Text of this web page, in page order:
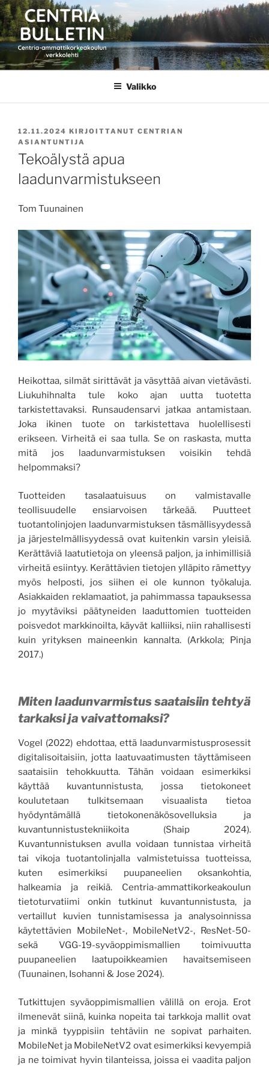
Siirry
sisältöön
CENTRIA BULLETIN
Valikko
JULKAISTU
12.11.2024 KIRJOITTANUT CENTRIAN
ASIANTUNTIJA
Tekoälystä apua
laadunvarmistukseen
Tom Tuunainen
Heikottaa, silmät sirittävät ja väsyttää aivan vietävästi.
Liukuhihnalta tule koko ajan uutta tuotetta
tarkistettavaksi. Runsaudensarvi jatkaa antamistaan.
Joka ikinen tuote on tarkistettava huolellisesti
erikseen. Virheitä ei saa tulla. Se on raskasta, mutta
mitä jos laadunvarmistuksen voisikin tehdä
helpommaksi?
Tuotteiden tasalaatuisuus on valmistavalle
teollisuudelle ensiarvoisen tärkeää. Puutteet
tuotantolinjojen laadunvarmistuksen täsmällisyydessä
ja järjestelmällisyydessä ovat kuitenkin varsin yleisiä.
Kerättäviä laatutietoja on yleensä paljon, ja inhimillisiä
virheitä esiintyy. Kerättävien tietojen ylläpito rämettyy
myös helposti, jos siihen ei ole kunnon työkaluja.
Asiakkaiden reklamaatiot, ja pahimmassa tapauksessa
jo myytäviksi päätyneiden laaduttomien tuotteiden
poisvedot markkinoilta, käyvät kalliiksi, niin rahallisesti
kuin yrityksen maineenkin kannalta. (Arkkola; Pinja
2017.)
Miten laadunvarmistus saataisiin tehtyä
tarkaksi ja vaivattomaksi?
Vogel (2022) ehdottaa, että laadunvarmistusprosessit
digitalisoitaisiin, jotta laatuvaatimusten täyttämiseen
saataisiin tehokkuutta. Tähän voidaan esimerkiksi
käyttää kuvantunnistusta, jossa tietokoneet
koulutetaan tulkitsemaan visuaalista tietoa
hyödyntämällä tietokonenäkösovelluksia ja
kuvantunnistustekniikoita (Shaip 2024).
Kuvantunnistuksen avulla voidaan tunnistaa virheitä
tai vikoja tuotantolinjalla valmistetuissa tuotteissa,
kuten esimerkiksi puupaneelien oksankohtia,
halkeamia ja reikiä. Centria-ammattikorkeakoulun
tietoturvatiimi onkin tutkinut kuvantunnistusta, ja
vertaillut kuvien tunnistamisessa ja analysoinnissa
käytettävien MobileNet-, MobileNetV2-, ResNet-50-
sekä VGG-19-syväoppimismallien toimivuutta
puupaneelien laatupoikkeamien havaitsemiseen
(Tuunainen, Isohanni & Jose 2024).
Tutkittujen syväoppimismallien välillä on eroja. Erot
ilmenevät siinä, kuinka nopeita tai tarkkoja mallit ovat
ja minkä tyyppisiin tehtäviin ne sopivat parhaiten.
MobileNet ja MobileNetV2 ovat esimerkiksi kevyempiä
ja ne toimivat hyvin tilanteissa, joissa ei vaadita paljon